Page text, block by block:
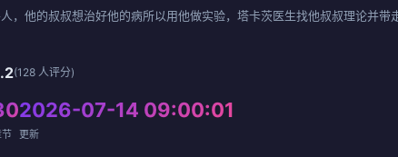
，他的叔叔想治好他的病所以用他做实验，塔卡茨医生找他叔叔理论并
(128 人评分)
2026-07-14 09:00:01
更新